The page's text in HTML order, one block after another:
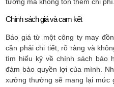
Chính sách giá và cam kết
Báo giá từ một công ty may
cần phải chi tiết, rõ ràng và
tìm hiểu kỹ về chính sách bảo
đảm bảo quyền lợi của mình.
xưởng thường sẽ mang lại mức